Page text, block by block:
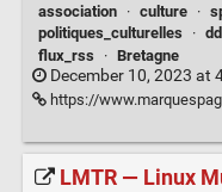
association
· culture ·
politiques_culturelles
· dd
flux_rss
· Bretagne
December 10, 2023 at
https://
LMTR — Linux